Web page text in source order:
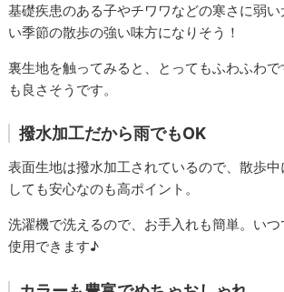
基礎疾患のある子やチワワなどの寒さに弱
い季節の散歩の強い味方になりそう！
裏生地を触ってみると、とってもふわふわ
も良さそうです。
撥水加工だから雨でもOK
表面生地は撥水加工されているので、散歩
しても安心なのも高ポイント。
洗濯機で洗えるので、お手入れも簡単。い
使用できます♪